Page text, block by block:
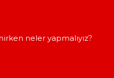
neler yapmalıyız?